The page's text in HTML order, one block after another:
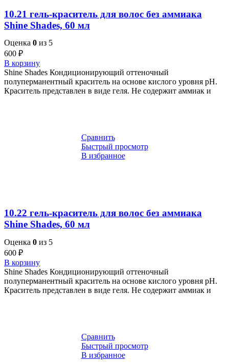
10.21 гель-краситель для волос без аммиака
Shine Shades, 60 мл
Оценка 0 из 5
600 ₽
В корзину
Shine Shades Кондиционирующий оттеночный
полуперманентный краситель на основе кислого уровня pH.
Краситель представлен в виде геля. Не содержит аммиак и
Сравнить
Быстрый просмотр
В избранное
10.22 гель-краситель для волос без аммиака
Shine Shades, 60 мл
Оценка 0 из 5
600 ₽
В корзину
Shine Shades Кондиционирующий оттеночный
полуперманентный краситель на основе кислого уровня pH.
Краситель представлен в виде геля. Не содержит аммиак и
Сравнить
Быстрый просмотр
В избранное